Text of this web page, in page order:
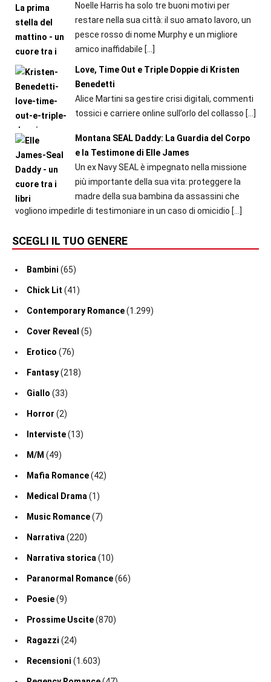
Noelle Harris ha solo tre buoni motivi per
restare nella sua città: il suo amato lavoro, un
pesce rosso di nome Murphy e un migliore
amico inaffidabile […]
Love, Time Out e Triple Doppie di Kristen
Benedetti
Alice Martini sa gestire crisi digitali, commenti
tossici e carriere online sull’orlo del collasso […]
Montana SEAL Daddy: La Guardia del Corpo
e la Testimone di Elle James
Un ex Navy SEAL è impegnato nella missione
più importante della sua vita: proteggere la
madre della sua bambina da assassini che
vogliono impedirle di testimoniare in un caso di omicidio […]
SCEGLI IL TUO GENERE
Bambini (65)
Chick Lit (41)
Contemporary Romance(1.299)
Cover Reveal (5)
Erotico (76)
Fantasy(218)
Giallo (33)
Horror (2)
Interviste(13)
M/M (49)
Mafia Romance(42)
Medical Drama (1)
Music Romance(7)
Narrativa (220)
Narrativa storica (10)
Paranormal Romance(66)
Poesie(9)
Prossime Uscite(870)
Ragazzi (24)
Recensioni (1.603)